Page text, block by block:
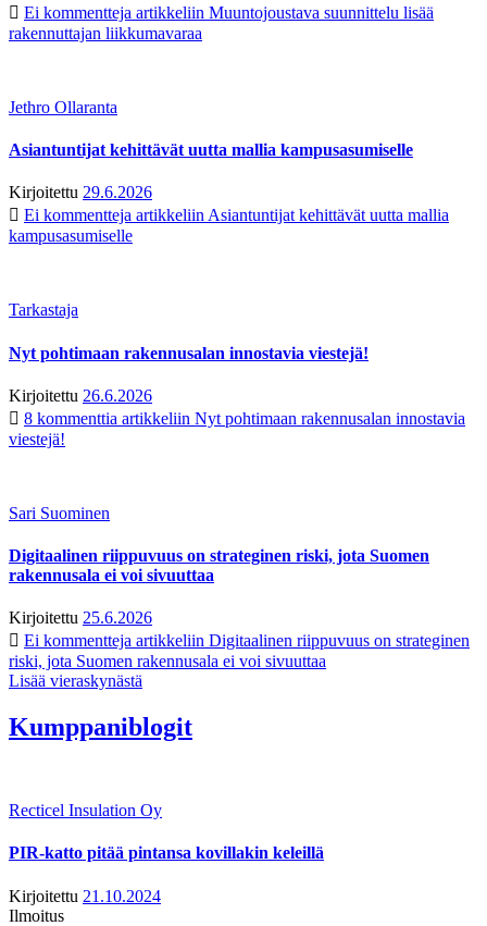
Ei kommentteja artikkeliin Muuntojoustava suunnittelu lisää
rakennuttajan liikkumavaraa
Jethro Ollaranta
Asiantuntijat kehittävät uutta mallia kampusasumiselle
Kirjoitettu 29.6.2026
Ei kommentteja artikkeliin Asiantuntijat kehittävät uutta mallia
kampusasumiselle
Tarkastaja
Nyt pohtimaan rakennusalan innostavia viestejä!
Kirjoitettu 26.6.2026
8 kommenttia artikkeliin Nyt pohtimaan rakennusalan innostavia
viestejä!
Sari Suominen
Digitaalinen riippuvuus on strateginen riski, jota Suomen
rakennusala ei voi sivuuttaa
Kirjoitettu 25.6.2026
Ei kommentteja artikkeliin Digitaalinen riippuvuus on strateginen
riski, jota Suomen rakennusala ei voi sivuuttaa
Lisää vieraskynästä
Kumppaniblogit
Recticel Insulation Oy
PIR-katto pitää pintansa kovillakin keleillä
Kirjoitettu 21.10.2024
Ilmoitus